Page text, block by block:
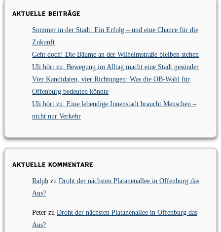
Aktuelle Beiträge
Sommer in der Stadt: Ein Erfolg – und eine Chance für die
Zukunft
Geht doch! Die Bäume an der Wilhelmstraße bleiben stehen
Uli hört zu: Bewegung im Alltag macht eine Stadt gesünder
Vier Kandidaten, vier Richtungen: Was die OB-Wahl für
Offenburg bedeuten könnte
Uli hört zu: Eine lebendige Innenstadt braucht Menschen –
nicht nur Verkehr
Aktuelle Kommentare
Ralph zu Droht der nächsten Platanenallee in Offenburg das
Aus?
Peter zu Droht der nächsten Platanenallee in Offenburg das
Aus?